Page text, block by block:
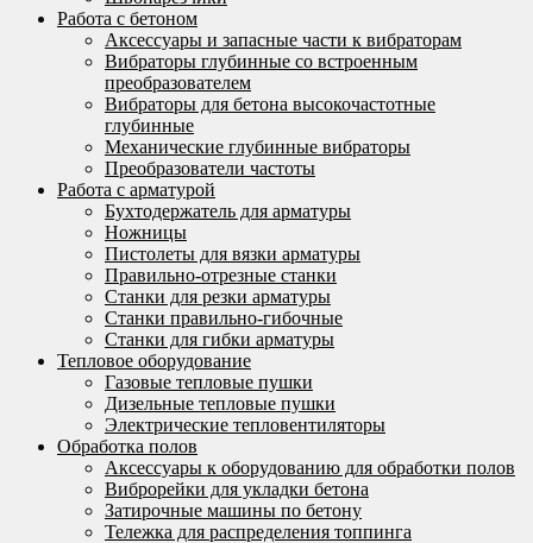
Работа с бетоном
Аксессуары и запасные части к вибраторам
Вибраторы глубинные со встроенным
преобразователем
Вибраторы для бетона высокочастотные
глубинные
Механические глубинные вибраторы
Преобразователи частоты
Работа с арматурой
Бухтодержатель для арматуры
Ножницы
Пистолеты для вязки арматуры
Правильно-отрезные станки
Станки для резки арматуры
Станки правильно-гибочные
Станки для гибки арматуры
Тепловое оборудование
Газовые тепловые пушки
Дизельные тепловые пушки
Электрические тепловентиляторы
Обработка полов
Аксессуары к оборудованию для обработки полов
Виброрейки для укладки бетона
Затирочные машины по бетону
Тележка для распределения топпинга